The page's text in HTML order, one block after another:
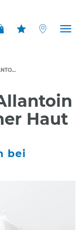
ALLZWECKWAFFE ALLANTOIN BEI EMPFINDLICHER HAUT
Haut
bei